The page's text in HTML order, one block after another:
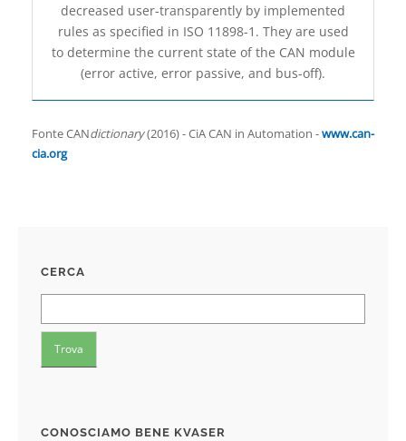
decreased user-transparently by implemented
rules as specified in ISO 11898-1. They are used
to determine the current state of the CAN module
(error active, error passive, and bus-off).
Fonte CANdictionary(2016) - CiA CAN in Automation -www.can-
cia.org
CERCA
CONOSCIAMO BENE KVASER